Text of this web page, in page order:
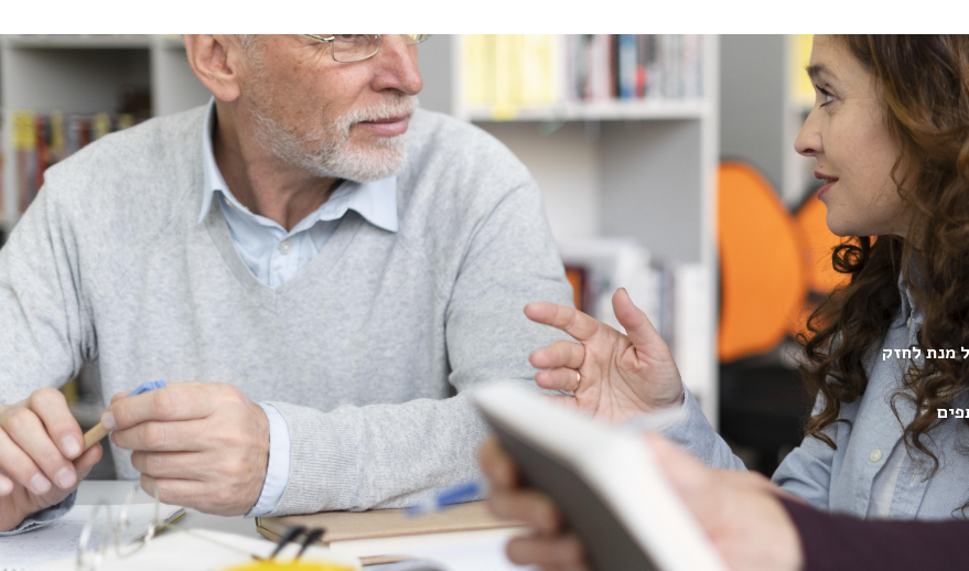
מנת לחזק